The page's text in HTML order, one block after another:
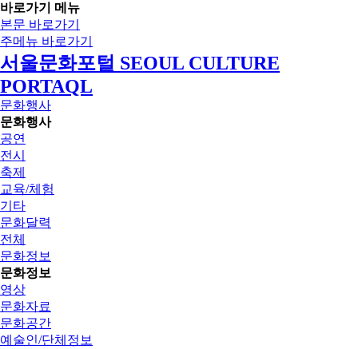
바로가기 메뉴
본문 바로가기
주메뉴 바로가기
서울문화포털 SEOUL CULTURE
PORTAQL
문화행사
문화행사
공연
전시
축제
교육/체험
기타
문화달력
전체
문화정보
문화정보
영상
문화자료
문화공간
예술인/단체정보